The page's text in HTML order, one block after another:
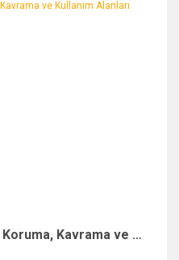
Taktikal Eldiven Rehberi: Koruma, Kavrama ve Kullanım Alanları